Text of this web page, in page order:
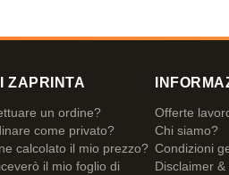
ZAPRINTA
un ordine?
come privato?
calcolato il mio prezzo?
il mio foglio di
Offerte
Chi siamo?
Condizioni
Disclaimer